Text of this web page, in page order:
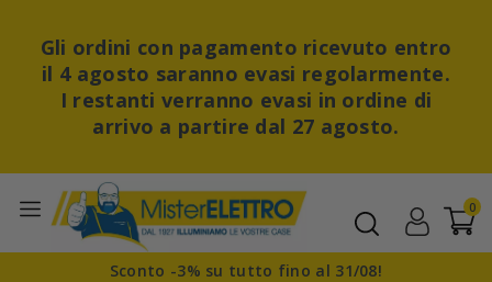
Gli ordini con pagamento ricevuto entro
il 4 agosto saranno evasi regolarmente.
I restanti verranno evasi in ordine di
arrivo a partire dal 27 agosto.
0
Sconto -3% su tutto fino al 31/08!